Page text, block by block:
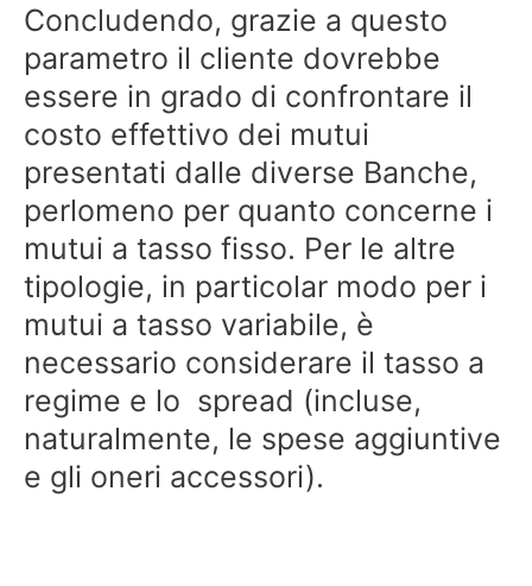
Concludendo, grazie a questo
parametro il cliente dovrebbe
essere in grado di confrontare il
costo effettivo dei mutui
presentati dalle diverse Banche,
perlomeno per quanto concerne i
mutui a tasso fisso. Per le altre
tipologie, in particolar modo per i
mutui a tasso variabile, è
necessario considerare il tasso a
regime e lo spread (incluse,
naturalmente, le spese aggiuntive
e gli oneri accessori).